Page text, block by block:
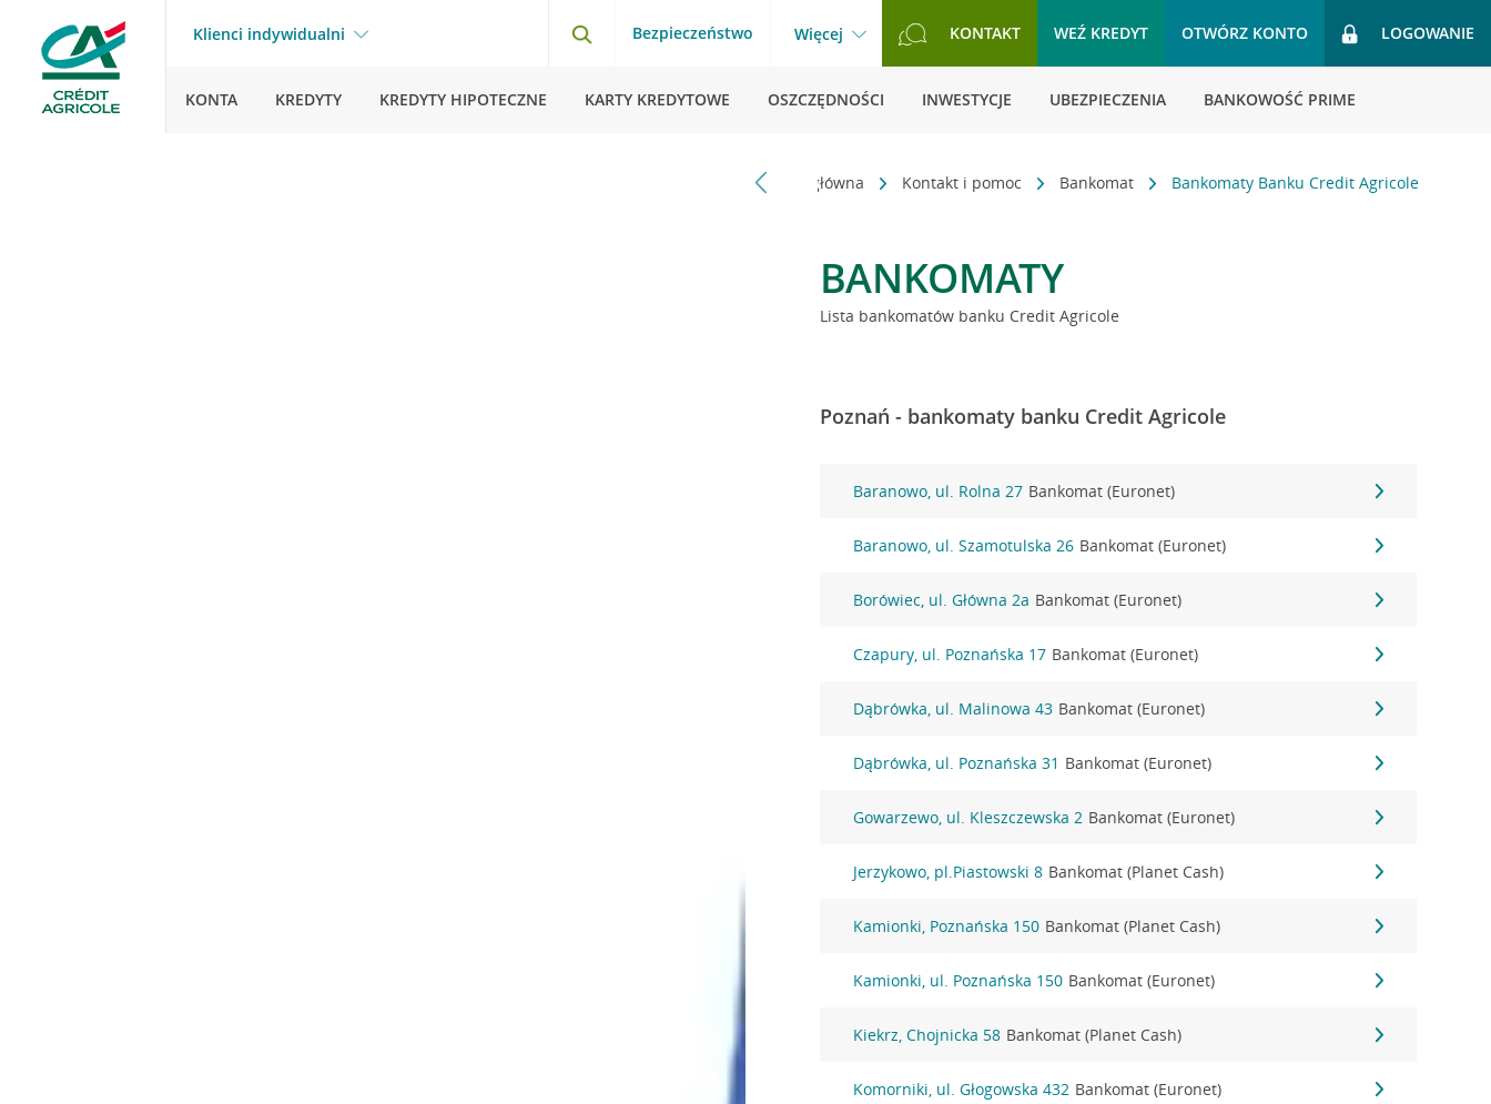
Klienci indywidualni Bezpieczeństwo Więcej KONTAKT WEŹ KREDYT OTWÓRZ KONTO LOGOWANIE
KONTA KREDYTY KREDYTY HIPOTECZNE KARTY KREDYTOWE OSZCZĘDNOŚCI INWESTYCJE UBEZPIECZENIA BANKOWOŚĆ PRIME
Strona główna Kontakt i pomoc Bankomat Bankomaty Banku Credit Agricole
BANKOMATY
Lista bankomatów banku Credit Agricole
Poznań - bankomaty banku Credit Agricole
Baranowo, ul. Rolna 27 Bankomat (Euronet)
Baranowo, ul. Szamotulska 26 Bankomat (Euronet)
Borówiec, ul. Główna 2a Bankomat (Euronet)
Czapury, ul. Poznańska 17 Bankomat (Euronet)
Dąbrówka, ul. Malinowa 43 Bankomat (Euronet)
Dąbrówka, ul. Poznańska 31 Bankomat (Euronet)
Gowarzewo, ul. Kleszczewska 2 Bankomat (Euronet)
Jerzykowo, pl.Piastowski 8 Bankomat (Planet Cash)
Kamionki, Poznańska 150 Bankomat (Planet Cash)
Kamionki, ul. Poznańska 150 Bankomat (Euronet)
Kiekrz, Chojnicka 58 Bankomat (Planet Cash)
Komorniki, ul. Głogowska 432 Bankomat (Euronet)